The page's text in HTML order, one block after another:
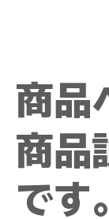
商品
商品
です